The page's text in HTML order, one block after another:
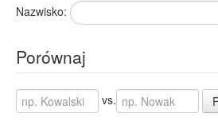
Nazwisko:
Porównaj
vs.